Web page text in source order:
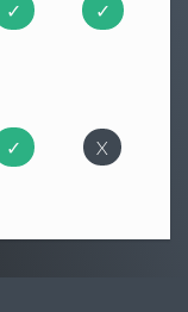
✓ ✓
✓ X